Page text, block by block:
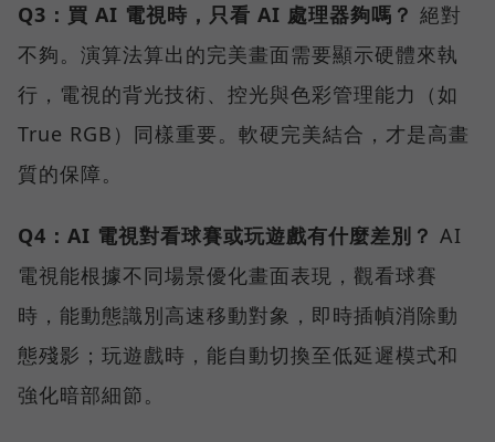
Q3：買 AI 電視時，只看 AI 處理器夠嗎？ 絕對
不夠。演算法算出的完美畫面需要顯示硬體來執
行，電視的背光技術、控光與色彩管理能力（如
True RGB）同樣重要。軟硬完美結合，才是高畫
質的保障。
Q4：AI 電視對看球賽或玩遊戲有什麼差別？ AI
電視能根據不同場景優化畫面表現，觀看球賽
時，能動態識別高速移動對象，即時插幀消除動
態殘影；玩遊戲時，能自動切換至低延遲模式和
強化暗部細節。